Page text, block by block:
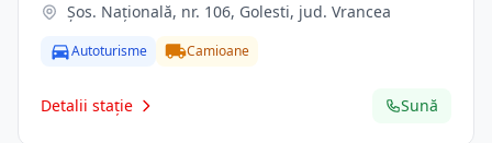
Şos. Naţională, nr. 106, Golesti, jud. Vrancea
Autoturisme Camioane
Detalii stație Sună